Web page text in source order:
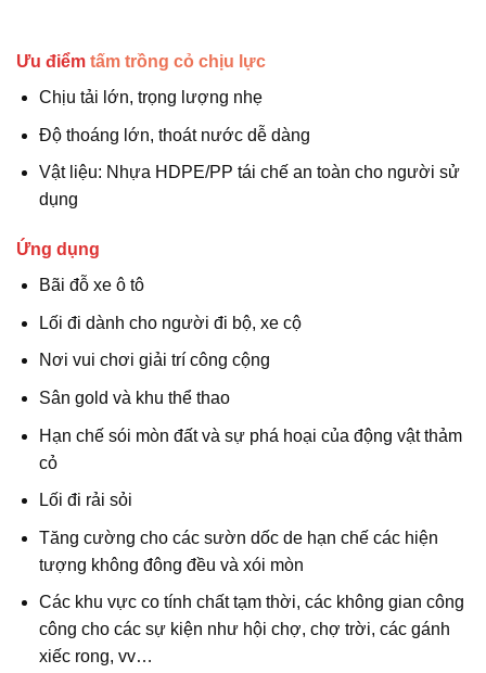
Ưu điểm tấm trồng cỏ chịu lực
Chịu tải lớn, trọng lượng nhẹ
Độ thoáng lớn, thoát nước dễ dàng
Vật liệu: Nhựa HDPE/PP tái chế an toàn cho người sử
dụng
Ứng dụng
Bãi đỗ xe ô tô
Lối đi dành cho người đi bộ, xe cộ
Nơi vui chơi giải trí công cộng
Sân gold và khu thể thao
Hạn chế sói mòn đất và sự phá hoại của động vật thảm
cỏ
Lối đi rải sỏi
Tăng cường cho các sườn dốc de hạn chế các hiện
tượng không đông đều và xói mòn
Các khu vực co tính chất tạm thời, các không gian công
công cho các sự kiện như hội chợ, chợ trời, các gánh
xiếc rong, vv…